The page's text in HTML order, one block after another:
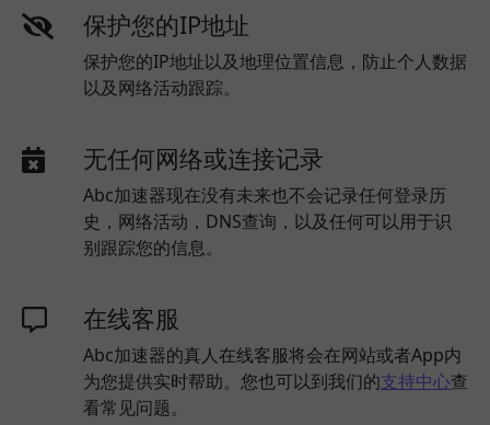
保护您的IP地址
保护您的IP地址以及地理位置信息，防止个人数据
以及网络活动跟踪。
无任何网络或连接记录
Abc加速器现在没有未来也不会记录任何登录历
史，网络活动，DNS查询，以及任何可以用于识
别跟踪您的信息。
在线客服
Abc加速器的真人在线客服将会在网站或者App内
为您提供实时帮助。您也可以到我们的支持中心查
看常见问题。